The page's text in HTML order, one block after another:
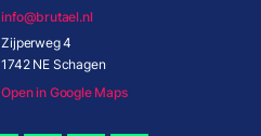
info@brutael.nl
Zijperweg 4
1742 NE Schagen
Open in Google Maps